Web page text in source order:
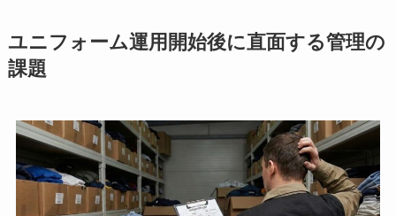
ユニフォーム運用開始後に直面する管理の
課題